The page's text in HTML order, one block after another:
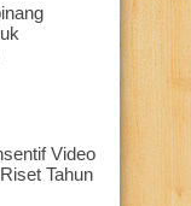
Video
Tahun